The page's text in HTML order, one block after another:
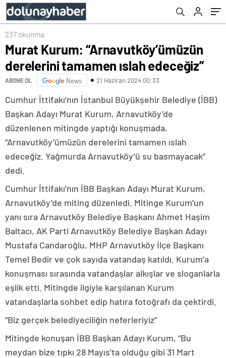
237 okunma
Murat Kurum: “Arnavutköy’ümüzün
derelerini tamamen ıslah edeceğiz”
ABONE OL News 21 Haziran 2024 00:33
Cumhur İttifakı’nın İstanbul Büyükşehir Belediye (İBB)
Başkan Adayı Murat Kurum, Arnavutköy’de
düzenlenen mitingde yaptığı konuşmada,
“Arnavutköy’ümüzün derelerini tamamen ıslah
edeceğiz. Yağmurda Arnavutköy’ü su basmayacak”
dedi.
Cumhur İttifakı’nın İBB Başkan Adayı Murat Kurum,
Arnavutköy’de miting düzenledi. Mitinge Kurum’un
yanı sıra Arnavutköy Belediye Başkanı Ahmet Haşim
Baltacı, AK Parti Arnavutköy Belediye Başkan Adayı
Mustafa Candaroğlu, MHP Arnavutköy İlçe Başkanı
Temel Bedir ve çok sayıda vatandaş katıldı. Kurum’a
konuşması sırasında vatandaşlar alkışlar ve sloganlarla
eşlik etti. Mitingde ilgiyle karşılanan Kurum
vatandaşlarla sohbet edip hatıra fotoğrafı da çektirdi.
“Biz gerçek belediyeciliğin neferleriyiz”
Mitingde konuşan İBB Başkan Adayı Kurum, “Bu
meydan bize tıpkı 28 Mayıs’ta olduğu gibi 31 Mart